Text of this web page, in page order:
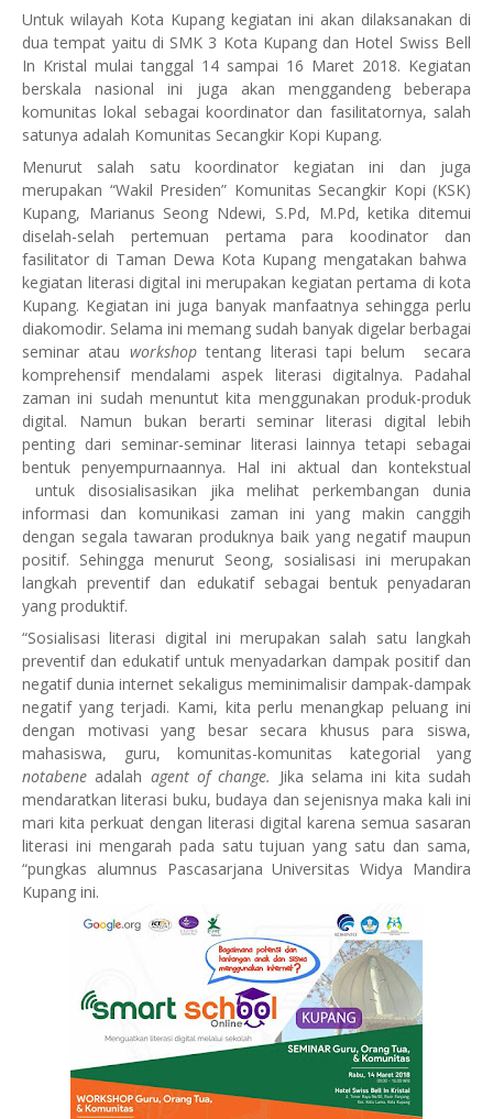
Untuk wilayah Kota Kupang kegiatan ini akan dilaksanakan di
dua tempat yaitu di SMK 3 Kota Kupang dan Hotel Swiss Bell
In Kristal mulai tanggal 14 sampai 16 Maret 2018. Kegiatan
berskala nasional ini juga akan menggandeng beberapa
komunitas lokal sebagai koordinator dan fasilitatornya, salah
satunya adalah Komunitas Secangkir Kopi Kupang.
Menurut salah satu koordinator kegiatan ini dan juga
merupakan “Wakil Presiden” Komunitas Secangkir Kopi (KSK)
Kupang, Marianus Seong Ndewi, S.Pd, M.Pd, ketika ditemui
diselah-selah pertemuan pertama para koodinator dan
fasilitator di Taman Dewa Kota Kupang mengatakan bahwa
kegiatan literasi digital ini merupakan kegiatan pertama di kota
Kupang. Kegiatan ini juga banyak manfaatnya sehingga perlu
diakomodir. Selama ini memang sudah banyak digelar berbagai
seminar atau workshoptentang literasi tapi belum
secara
komprehensif mendalami aspek literasi digitalnya. Padahal
zaman ini sudah menuntut kita menggunakan produk-produk
digital. Namun bukan berarti seminar literasi digital lebih
penting dari seminar-seminar literasi lainnya tetapi sebagai
bentuk penyempurnaannya. Hal ini aktual dan kontekstual
untuk disosialisasikan jika melihat perkembangan dunia
informasi dan komunikasi zaman ini yang makin canggih
dengan segala tawaran produknya baik yang negatif maupun
positif. Sehingga menurut Seong, sosialisasi ini merupakan
langkah preventif dan edukatif sebagai bentuk penyadaran
yang produktif.
“Sosialisasi literasi digital ini merupakan salah satu langkah
preventif dan edukatif untuk menyadarkan dampak positif dan
negatif dunia internet sekaligus meminimalisir dampak-dampak
negatif yang terjadi. Kami, kita perlu menangkap peluang ini
dengan motivasi yang besar secara khusus para siswa,
mahasiswa, guru, komunitas-komunitas kategorial yang
notabene adalah agent of change. Jika selama ini kita sudah
mendaratkan literasi buku, budaya dan sejenisnya maka kali ini
mari kita perkuat dengan literasi digital karena semua sasaran
literasi ini mengarah pada satu tujuan yang satu dan sama,
“pungkas alumnus Pascasarjana Universitas Widya Mandira
Kupang ini.